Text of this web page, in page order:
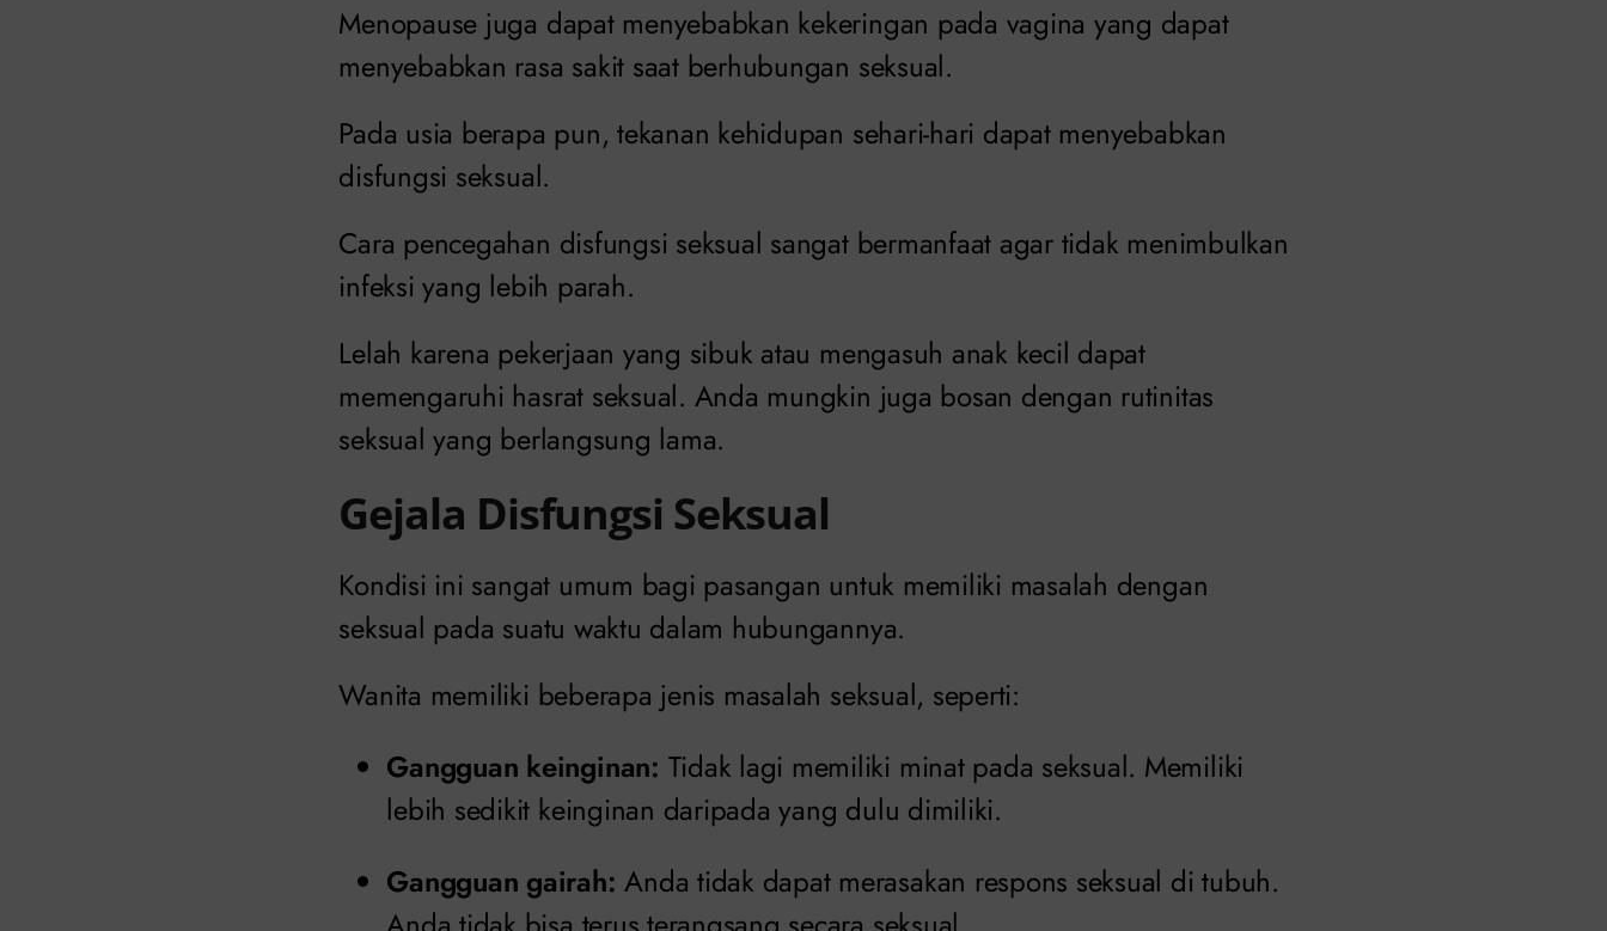
Menopause juga dapat menyebabkan kekeringan pada vagina yang dapat
menyebabkan rasa sakit saat berhubungan seksual.
Pada usia berapa pun, tekanan kehidupan sehari-hari dapat menyebabkan
disfungsi seksual.
Cara pencegahan disfungsi seksual sangat bermanfaat agar tidak menimbulkan
infeksi yang lebih parah.
Lelah karena pekerjaan yang sibuk atau mengasuh anak kecil dapat
memengaruhi hasrat seksual. Anda mungkin juga bosan dengan rutinitas
seksual yang berlangsung lama.
Gejala Disfungsi Seksual
Kondisi ini sangat umum bagi pasangan untuk memiliki masalah dengan
seksual pada suatu waktu dalam hubungannya.
Wanita memiliki beberapa jenis masalah seksual, seperti:
Gangguan keinginan: Tidak lagi memiliki minat pada seksual. Memiliki
lebih sedikit keinginan daripada yang dulu dimiliki.
Gangguan gairah:Anda tidak dapat merasakan respons seksual di tubuh.